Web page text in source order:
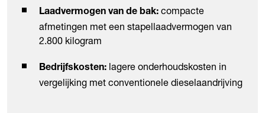
Laadvermogen van de bak: compacte
afmetingen met een stapellaadvermogen van
2.800 kilogram
Bedrijfskosten: lagere onderhoudskosten in
vergelijking met conventionele dieselaandrijving